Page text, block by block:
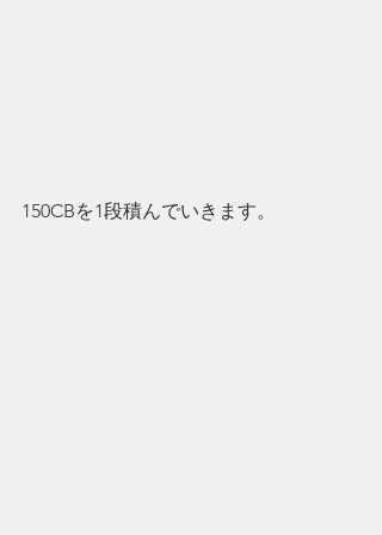
150CBを1段積んでいきます。